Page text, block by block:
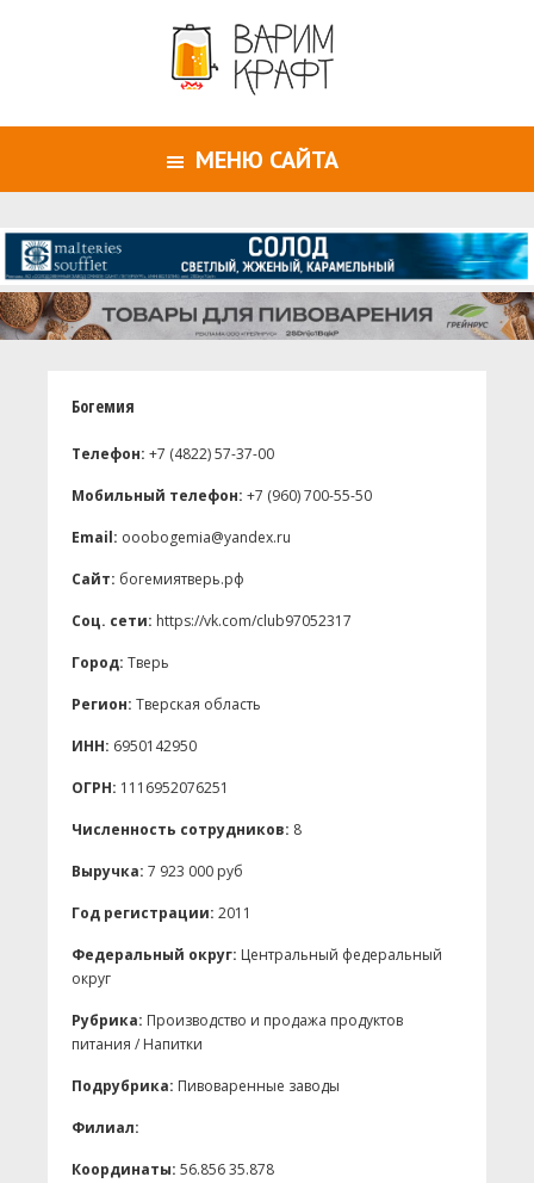
МЕНЮ САЙТА
Богемия
Телефон: +7 (4822) 57-37-00
Мобильный телефон: +7 (960) 700-55-50
Email: ooobogemia@yandex.ru
Сайт: богемиятверь.рф
Соц. сети: https://vk.com/club97052317
Город: Тверь
Регион: Тверская область
ИНН: 6950142950
ОГРН: 1116952076251
Численность сотрудников: 8
Выручка: 7 923 000 руб
Год регистрации: 2011
Федеральный округ: Центральный федеральный
округ
Рубрика: Производство и продажа продуктов
питания / Напитки
Подрубрика: Пивоваренные заводы
Филиал:
Координаты: 56.856 35.878